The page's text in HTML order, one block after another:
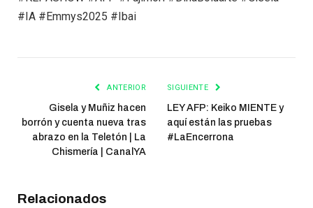
#IA #Emmys2025 #Ibai
ANTERIOR
Gisela y Muñiz hacen
borrón y cuenta nueva tras
abrazo en la Teletón | La
Chismería | CanalYA
SIGUIENTE
LEY AFP: Keiko MIENTE y
aquí están las pruebas
#LaEncerrona
Relacionados